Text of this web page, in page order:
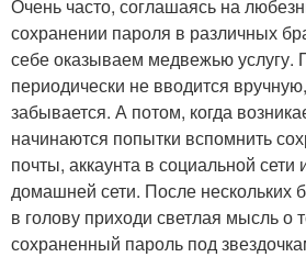
Очень часто, соглашаясь на
сохранении пароля в различных
себе оказываем медвежью услугу.
периодически не вводится
забывается. А потом, когда
начинаются попытки вспомнить
почты, аккаунта в социальной
домашней сети. После нескольких
в голову приходи светлая мысль о
сохраненный пароль под